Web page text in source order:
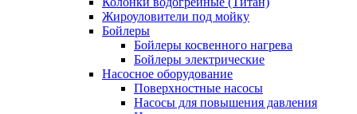
Жироуловители под мойку
Бойлеры
Бойлеры косвенного нагрева
Бойлеры электрические
Насосное оборудование
Поверхностные насосы
Насосы для повышения давления